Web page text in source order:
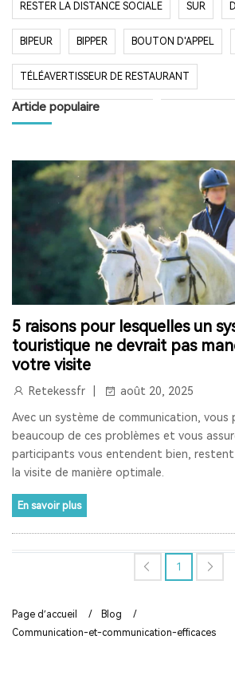
5 raisons pour lesquelles un
touristique ne devrait pas
votre visite
Retekessfr août 20, 2025
Avec un système de communication, vous
beaucoup de ces problèmes et vous
participants vous entendent bien,
la visite de manière optimale.
En savoir plus
1
RESTER LA DISTANCE SOCIALE SUR
BIPEUR BIPPER BOUTON D'APPEL
TÉLÉAVERTISSEUR DE RESTAURANT
SYSTÈME D'APPEL SANS FIL
LONGUE PORTÉE SYSTÈME LONG TEMPS
RESTAURANT HÔPITAL RADIO
RADIO DE POCHE
ENCEINTE BLUETOOTH ÉTANCHE
HAUT-PARLEUR BLUETOOTH SANS FIL
RETEKESS
AUDIOGUIDE DU MUSÉE TOUR GUIDE
HAUT-PARLEUR DE FENÊTRE
SYSTÈME D'INTERPHONE DE COMPTEUR À
BANQUE LA FENÊTRE LE SIGNAL
SYNCHRONISATION AUTOMATIQUE ET
VERROUILLAGE DE CANAL
RAPPEL DE DISTANCE
Article populaire
Page d’accueil / Blog
/
Communication-et-communication-efficaces